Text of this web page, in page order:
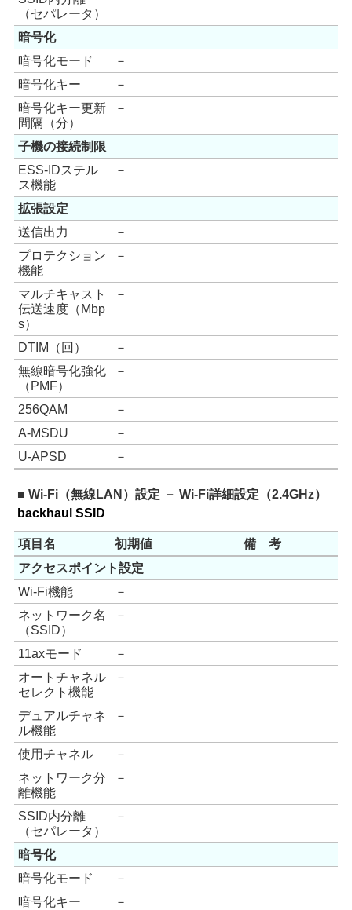
（セパレータ）
暗号化
暗号化モード
－
暗号化キー
－
暗号化キー更新
間隔（分）
－
子機の接続制限
ESS-IDステル
ス機能
－
拡張設定
送信出力
－
プロテクション
機能
－
マルチキャスト
伝送速度（Mbp
s）
－
DTIM（回）
－
無線暗号化強化
（PMF）
－
256QAM
－
A-MSDU
－
U-APSD
－
■ Wi-Fi（無線LAN）設定 － Wi-Fi詳細設定（2.4GHz）
backhaul SSID
項目名 初期値
備 考
アクセスポイント設定
Wi-Fi機能
－
ネットワーク名
（SSID）
－
11axモード
－
オートチャネル
セレクト機能
－
デュアルチャネ
ル機能
－
使用チャネル
－
ネットワーク分
離機能
－
SSID内分離
（セパレータ）
－
暗号化
暗号化モード
－
暗号化キー
－